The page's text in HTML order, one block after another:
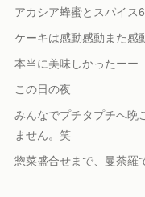
アカシア蜂蜜とスパイス
ケーキは感動感動また感
本当に美味しかったーー
この日の夜
みんなでプチタプチへ晩
ません。笑
惣菜盛合せまで、曼荼羅